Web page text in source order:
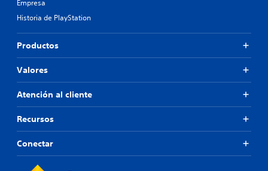
Empresa
Historia de PlayStation
Productos
Valores
Atención al cliente
Recursos
Conectar